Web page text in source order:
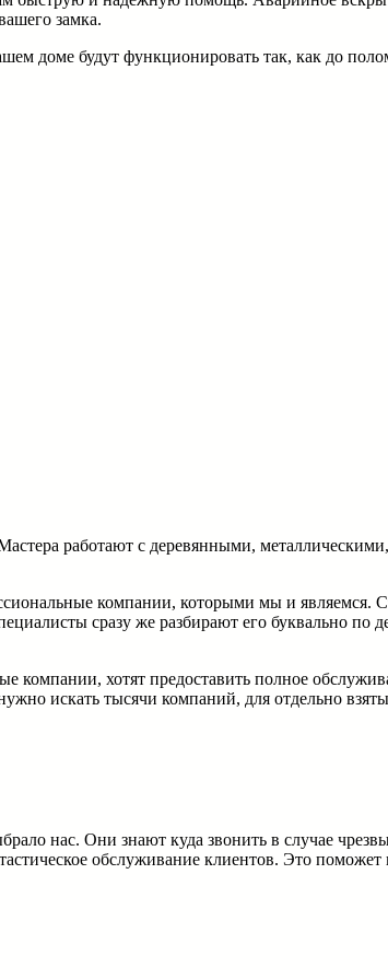
замка.
доме будут функционировать так, как до
работают с деревянными,
компании, которыми мы и являемся.
сразу же разбирают его буквально по
компании, хотят предоставить полное
искать тысячи компаний, для отдельно
нас. Они знают куда звонить в случае
обслуживание клиентов. Это поможет